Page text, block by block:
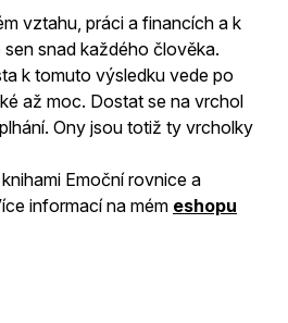
vztahu, práci a financích a k
snad každého člověka.
k tomuto výsledku vede po
až moc. Dostat se na vrchol
Ony jsou totiž ty vrcholky
Emoční rovnice a
informací na mém eshopu